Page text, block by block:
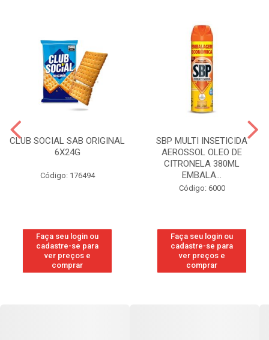
CLUB SOCIAL SAB ORIGINAL
6X24G
Código: 176494
Faça seu login ou
cadastre-se para
ver preços e
comprar
SBP MULTI INSETICIDA
AEROSSOL OLEO DE
CITRONELA 380ML
EMBALA...
Código: 6000
Faça seu login ou
cadastre-se para
ver preços e
comprar